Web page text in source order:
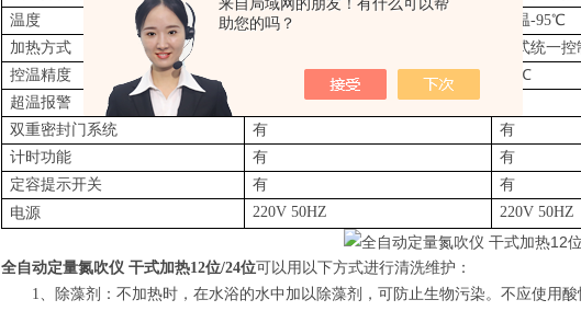
助您的吗？
温度
室温-95℃
室温-95℃
加热方式
干式统一控
控温精度
±1℃
超温报警
双重密封门系统
有
有
计时功能
有
有
定容提示开关
有
有
电源
220V 50HZ 220V 50HZ
全自动定量氮吹仪 干式加热12位/24位可以用以下方式进行清洗维护：
1、除藻剂：不加热时，在水浴的水中加以除藻剂，可防止生物污染。不应使用酸